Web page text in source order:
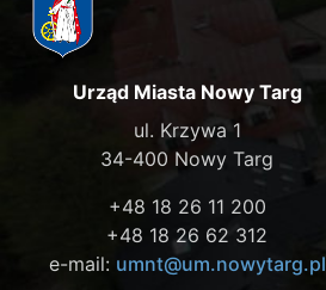
Urząd Miasta Nowy Targ
ul. Krzywa 1
34-400 Nowy Targ
+48 18 26 11 200
+48 18 26 62 312
e-mail: umnt@um.nowytarg.pl